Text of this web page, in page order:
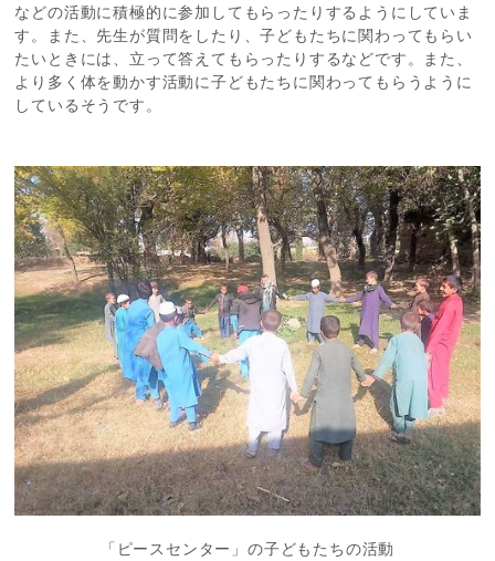
などの活動に積極的に参加してもらったりするようにしていま
す。また、先生が質問をしたり、子どもたちに関わってもらい
たいときには、立って答えてもらったりするなどです。また、
より多く体を動かす活動に子どもたちに関わってもらうように
しているそうです。
「ピースセンター」の子どもたちの活動